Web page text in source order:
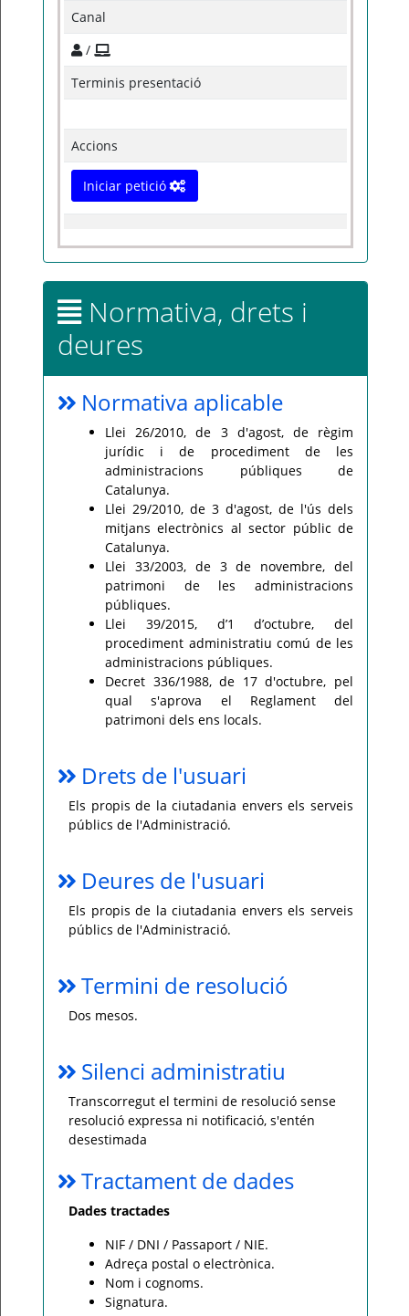
Canal
/
Terminis presentació
Accions
Iniciar petició
Normativa, drets i
deures
Normativa aplicable
Llei 26/2010, de 3 d'agost, de règim
jurídic i de procediment de les
administracions públiques de
Catalunya.
Llei 29/2010, de 3 d'agost, de l'ús dels
mitjans electrònics al sector públic de
Catalunya.
Llei 33/2003, de 3 de novembre, del
patrimoni de les administracions
públiques.
Llei 39/2015, d’1 d’octubre, del
procediment administratiu comú de les
administracions públiques.
Decret 336/1988, de 17 d'octubre, pel
qual s'aprova el Reglament del
patrimoni dels ens locals.
Drets de l'usuari
Els propis de la ciutadania envers els serveis
públics de l'Administració.
Deures de l'usuari
Els propis de la ciutadania envers els serveis
públics de l'Administració.
Termini de resolució
Dos mesos.
Silenci administratiu
Transcorregut el termini de resolució sense
resolució expressa ni notificació, s'entén
desestimada
Tractament de dades
Dades tractades
NIF / DNI / Passaport / NIE.
Adreça postal o electrònica.
Nom i cognoms.
Signatura.